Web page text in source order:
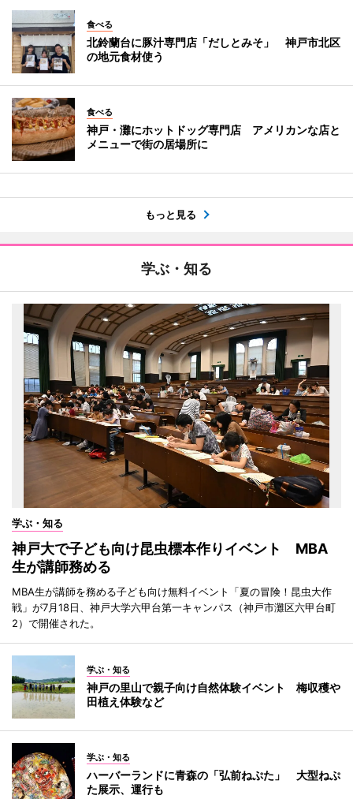
食べる
北鈴蘭台に豚汁専門店「だしとみそ」 神戸市北区
の地元食材使う
食べる
神戸・灘にホットドッグ専門店 アメリカンな店と
メニューで街の居場所に
もっと見る
学ぶ・知る
学ぶ・知る
神戸大で子ども向け昆虫標本作りイベント MBA
生が講師務める
MBA生が講師を務める子ども向け無料イベント「夏の冒険！昆虫大作
戦」が7月18日、神戸大学六甲台第一キャンパス（神戸市灘区六甲台町
2）で開催された。
学ぶ・知る
神戸の里山で親子向け自然体験イベント 梅収穫や
田植え体験など
学ぶ・知る
ハーバーランドに青森の「弘前ねぷた」 大型ねぷ
た展示、運行も